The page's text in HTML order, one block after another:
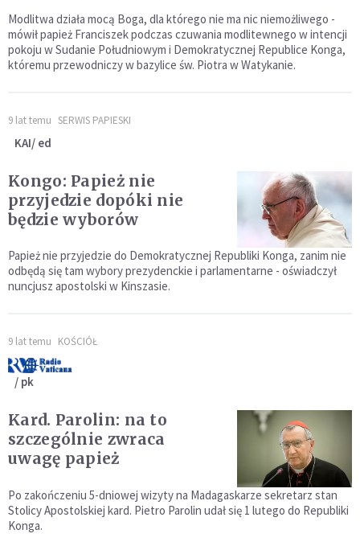
Modlitwa działa mocą Boga, dla którego nie ma nic niemożliwego -
mówił papież Franciszek podczas czuwania modlitewnego w intencji
pokoju w Sudanie Południowym i Demokratycznej Republice Konga,
któremu przewodniczy w bazylice św. Piotra w Watykanie.
9 lat temu SERWIS PAPIESKI
KAI/ ed
Kongo: Papież nie
przyjedzie dopóki nie
będzie wyborów
Papież nie przyjedzie do Demokratycznej Republiki Konga, zanim nie
odbędą się tam wybory prezydenckie i parlamentarne - oświadczył
nuncjusz apostolski w Kinszasie.
9 lat temu KOŚCIÓŁ
/ pk
Kard. Parolin: na to
szczególnie zwraca
uwagę papież
Po zakończeniu 5-dniowej wizyty na Madagaskarze sekretarz stan
Stolicy Apostolskiej kard. Pietro Parolin udał się 1 lutego do Republiki
Konga.